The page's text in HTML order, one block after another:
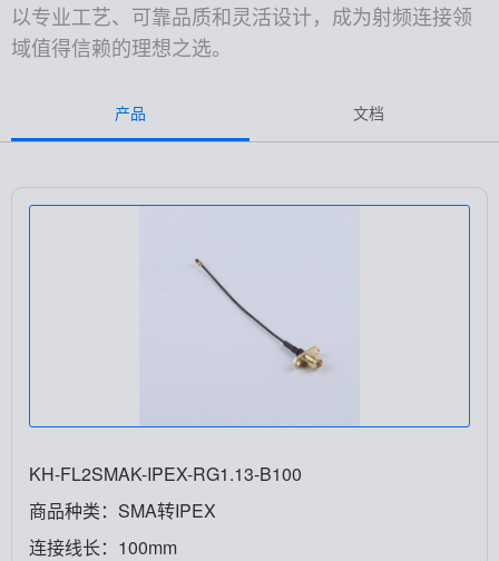
以专业工艺、可靠品质和灵活设计，成为射频连接领
域值得信赖的理想之选。
产品 文档
KH-FL2SMAK-IPEX-RG1.13-B100
商品种类：SMA转IPEX
连接线长：100mm